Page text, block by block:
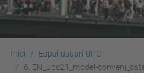
Inici
Espai usuari UPC
6. EN_upc21_model-